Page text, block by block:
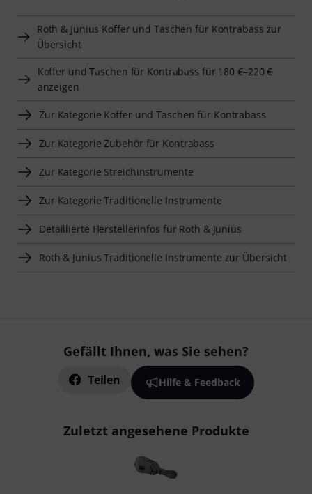
Roth & Junius Koffer und Taschen für Kontrabass zur
Übersicht
Koffer und Taschen für Kontrabass für 180 €–220 €
anzeigen
Zur Kategorie Koffer und Taschen für Kontrabass
Zur Kategorie Zubehör für Kontrabass
Zur Kategorie Streichinstrumente
Zur Kategorie Traditionelle Instrumente
Detaillierte Herstellerinfos für Roth & Junius
Roth & Junius Traditionelle Instrumente zur Übersicht
Gefällt Ihnen, was Sie sehen?
Teilen Hilfe & Feedback
Zuletzt angesehene Produkte